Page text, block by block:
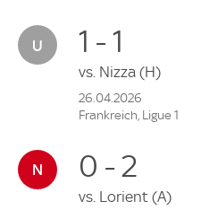
1 - 1
vs. Nizza (H)
26.04.2026
Frankreich, Ligue 1
0 - 2
vs. Lorient (A)